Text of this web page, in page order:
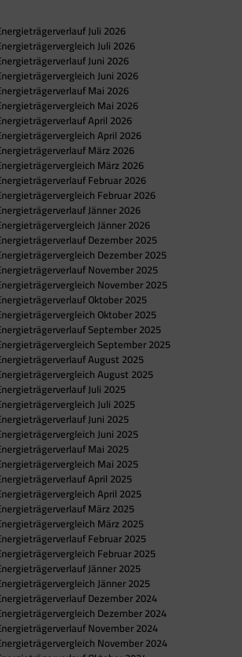
Juli 2026
Juli 2026
Juni 2026
Juni 2026
Mai 2026
Mai 2026
April 2026
April 2026
März 2026
März 2026
Februar 2026
Februar 2026
Jänner 2026
Jänner 2026
Dezember 2025
Dezember 2025
November 2025
November 2025
Oktober 2025
Oktober 2025
September 2025
September 2025
August 2025
August 2025
Juli 2025
Juli 2025
Juni 2025
Juni 2025
Mai 2025
Mai 2025
April 2025
April 2025
März 2025
März 2025
Februar 2025
Februar 2025
Jänner 2025
Jänner 2025
Dezember 2024
Dezember 2024
November 2024
November 2024